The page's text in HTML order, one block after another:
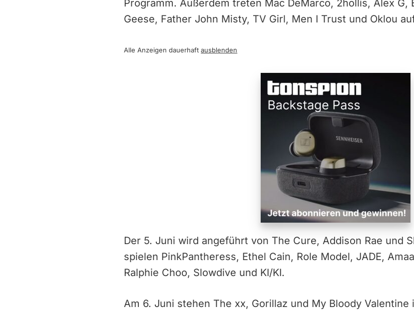
Programm. Außerdem treten Mac DeMarco, 2hollis, Alex G,
Geese, Father John Misty, TV Girl, Men I Trust und Oklou
Alle Anzeigen dauerhaftausblenden
Der 5. Juni wird angeführt von The Cure, Addison Rae und
spielen PinkPantheress, Ethel Cain, Role Model, JADE,
Ralphie Choo, Slowdive und KI/KI.
Am 6. Juni stehen The xx, Gorillaz und My Bloody